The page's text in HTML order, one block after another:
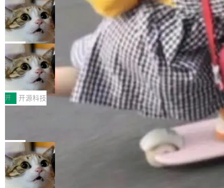
现实 过去两年，CIO们的焦虑清单上多了两项：
一是如何让大模型和智能体应用安全地从PoC走
向生产，二是如何让测试团队跟得上AI应用...
设置，如果用布尔值 + 可空字段来表示——bool
ean 表示是否可切换，nullable 的默认模式、浅
色方案、深色方案——会产生大量无意义的组
合。方案缺了、配置冲突了、全 null 了。要知道
哪些组合有效，作者说，你得靠"文档、校验、或
者部落知识"。 换个写法。Rust 的 enum，两个
变体：Switchable...
个"AI 知识库 + 聊天机器人"——每个大厂都在
做，没什么新鲜的。 但 Kenton Varda 在 Twitte
r 上把事情说清楚了： 今天我们发布了 Cloudfla
re OS，一个带连接器的聊天机器人，跟其他所
有科技公司做的一样。只不过，实际上它不一
样。这是 Sandstorm.io 的重制版，我十年前的
那个创业公司。不同的是，这次它构建在 Cloudf
lare Workers 上——我花了九年时间搭建的平台
——并且深度集成了 AI。这基本上是我十年秘密
Deno 团队开源 Celld，可自托管的分
布式 Durable Objects
Ryan Dahl 领导的 Deno 团队推出了最新开源项
目 Celld，一个能在自己机器上运行 Cloudflare
Workers 和 Durable Objects 的守护进程。 设
计思路很直接：每个对象是一个独立的 SQLite
数据库，按名称寻址，复制到你自己的 S3 兼容
存储库里。节点之间只通过这个存储库协调——
没有控制平面，没有共识协议。每个对象自带一
个小型数据库，应用天然按分片构建，单个数据
库的竞争和爆炸半径问题在设计层面就被消除
了。 闲置的 cell 会休眠到几乎不占资源。当 cel
l 迁移或唤醒时，新宿主从 S3 恢复 SQLite 数据
库继续执行。存储库是持久化的唯一真相...
局
鲁大师7月新机性能/流畅/AI榜：vivo夺
性能、流畅双第一，三星Galaxy Z系列
新折叠缺席
2026年7月的手机市场，由于存储等硬件成本暴
增，手机厂商的日子也不好过啊，新机速度明显
放缓，因此硝烟味淡了许多。新机参数规格除开
高价的三星折叠（三星Galaxy Z Fold8 Ultra / Z
Fold8 / Z Flip8）外，其余要么是中低端机器，
例如iQOO Z11i、REDMI Note 17、REDMI No
te 17 Pro、OPPO K15，要么是vivo X300 E这
样的次旗舰。 Galaxy Z Fold8 Ultra / Z Fold8 /
Z Flip8三款折叠屏新机均在7月22日发布，且全
开 开源科技
Zed 编辑器团队发布了新项目——DeltaDB，一
个在 git commit 之间记录每一次编辑操作的版
本控制系统。目前处于 Early Access 阶段。 De
ltaDB 的核心思路直接写在 landing page 最显
眼的位置：「Software is made between com
局
SpaceXAI 单季资本开支达 183 亿美元
根据风险投资人Tomer Tunguz 博客（VC 分